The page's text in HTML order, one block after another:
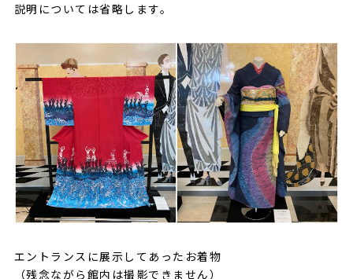
説明については省略します。
エントランスに展示してあったお着物
（残念ながら館内は撮影できません）